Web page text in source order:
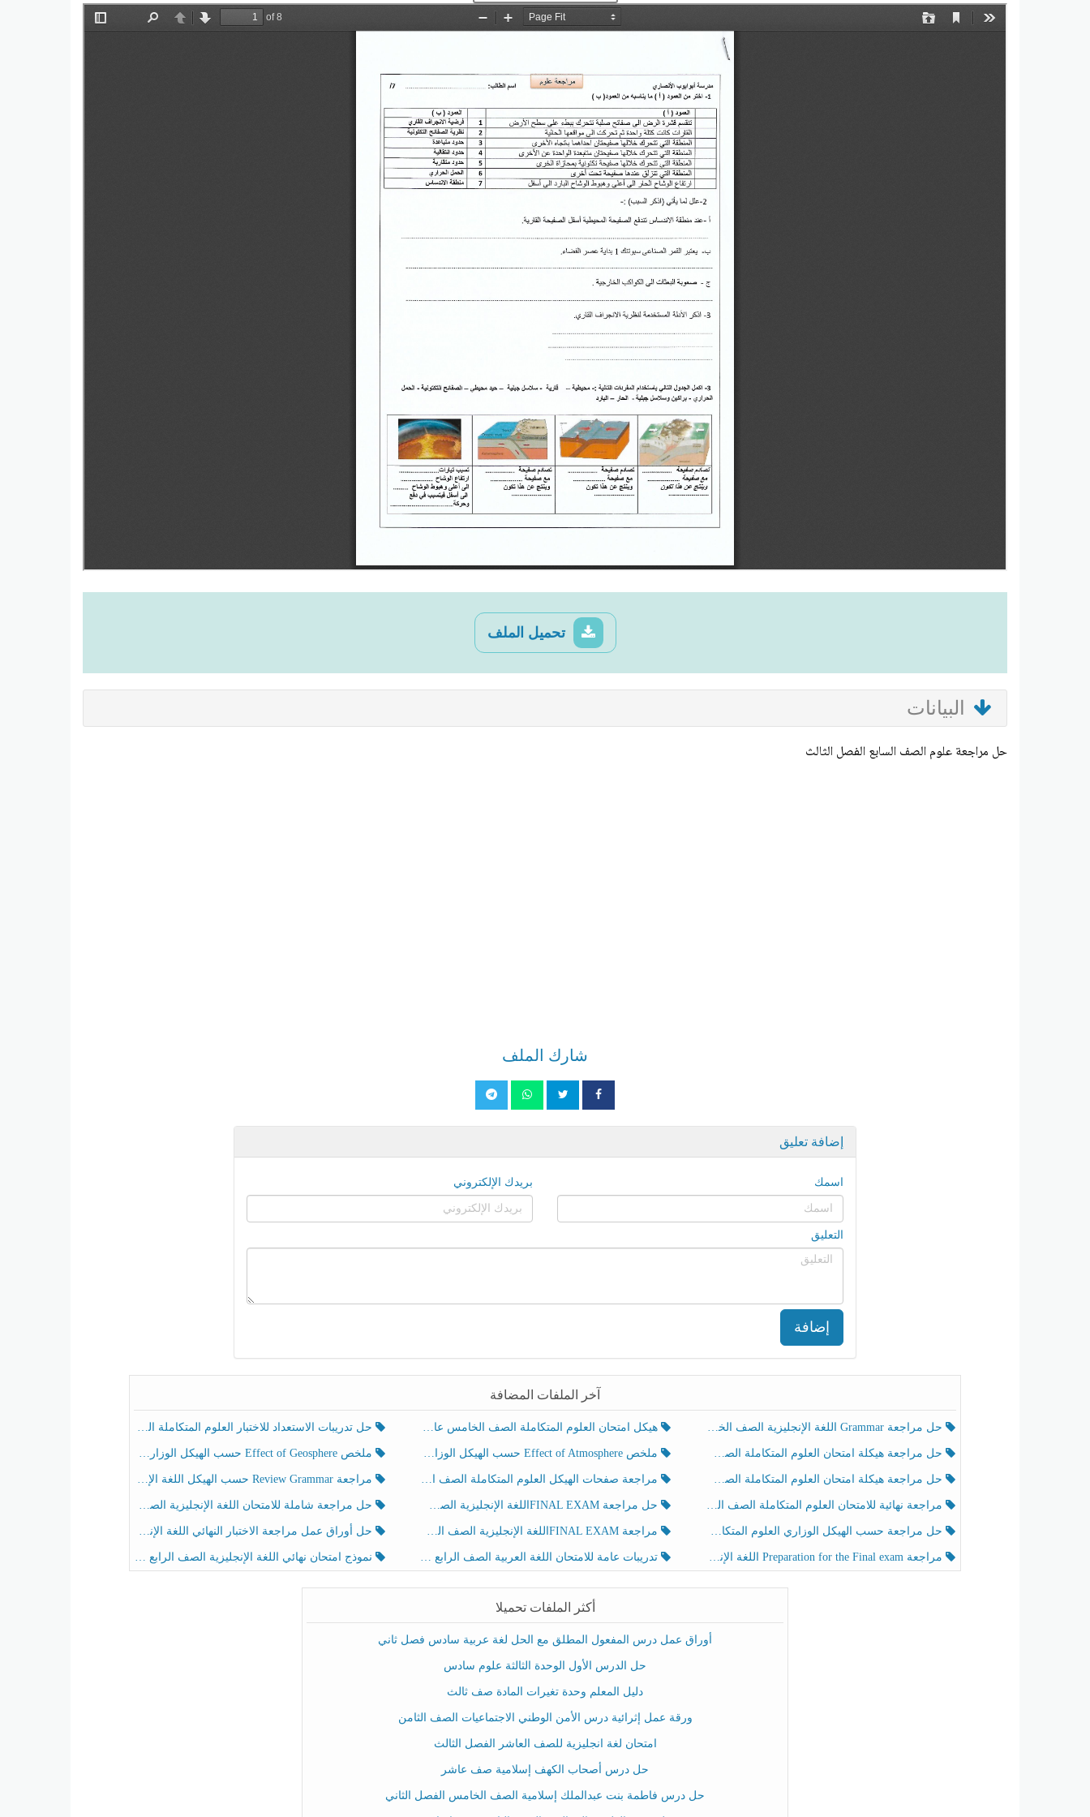
تحميل الملف
البيانات
حل مراجعة علوم الصف السابع الفصل الثالث
شارك الملف
إضافة تعليق
اسمك بريدك الإلكتروني
التعليق
إضافة
آخر الملفات المضافة
حل مراجعة Grammar اللغة الإنجليزية الصف الخامس الفصل الثالث هيكل امتحان العلوم المتكاملة الصف الخامس عام الفصل الدراسي الثالث 2025-2026 حل تدريبات الاستعداد للاختبار العلوم المتكاملة الصف الخامس عام الفصل الثالث
حل مراجعة هيكلة امتحان العلوم المتكاملة الصف الخامس انسبير الفصل الثالث ملخص Effect of Atmosphere حسب الهيكل الوزاري العلوم المتكاملة الصف الخامس انسبير الفصل الثالث ملخص Effect of Geosphere حسب الهيكل الوزاري العلوم المتكاملة الصف الخامس انسبير الفصل الثالث
حل مراجعة هيكلة امتحان العلوم المتكاملة الصف الخامس عام الفصل الثالث مراجعة صفحات الهيكل العلوم المتكاملة الصف الخامس انسبير الفصل الثالث مراجعة Review Grammar حسب الهيكل اللغة الإنجليزية الصف الخامس الفصل الثالث
مراجعة نهائية للامتحان العلوم المتكاملة الصف الخامس انسبير الفصل الثالث حل مراجعة FINAL EXAMاللغة الإنجليزية الصف الخامس الفصل الثالث حل مراجعة شاملة للامتحان اللغة الإنجليزية الصف الخامس الفصل الثالث
حل مراجعة حسب الهيكل الوزاري العلوم المتكاملة الصف الخامس عام الفصل الثالث مراجعة FINAL EXAMاللغة الإنجليزية الصف الخامس الفصل الثالث حل أوراق عمل مراجعة الاختبار النهائي اللغة الإنجليزية الصف الرابع الفصل الثالث
مراجعة Preparation for the Final exam اللغة الإنجليزية الصف الرابع الفصل الثالث تدريبات عامة للامتحان اللغة العربية الصف الرابع الفصل الثالث نموذج امتحان نهائي اللغة الإنجليزية الصف الرابع الفصل الثالث
أكثر الملفات تحميلا
أوراق عمل درس المفعول المطلق مع الحل لغة عربية سادس فصل ثاني
حل الدرس الأول الوحدة الثالثة علوم سادس
دليل المعلم وحدة تغيرات المادة صف ثالث
ورقة عمل إثرائية درس الأمن الوطني الاجتماعيات الصف الثامن
امتحان لغة انجليزية للصف العاشر الفصل الثالث
حل درس أصحاب الكهف إسلامية صف عاشر
حل درس فاطمة بنت عبدالملك إسلامية الصف الخامس الفصل الثاني